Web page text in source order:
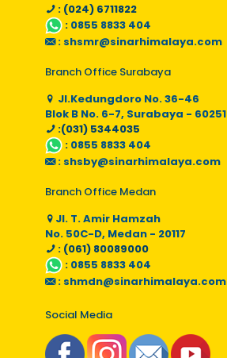
: (024) 6711822
: 0855 8833 404
: shsmr@sinarhimalaya.com
Branch Office Surabaya
Jl.Kedungdoro No. 36-46
Blok B No. 6-7, Surabaya - 60251
:(031) 5344035
: 0855 8833 404
: shsby@sinarhimalaya.com
Branch Office Medan
Jl. T. Amir Hamzah
No. 50C-D, Medan - 20117
: (061) 80089000
: 0855 8833 404
: shmdn@sinarhimalaya.com
Social Media